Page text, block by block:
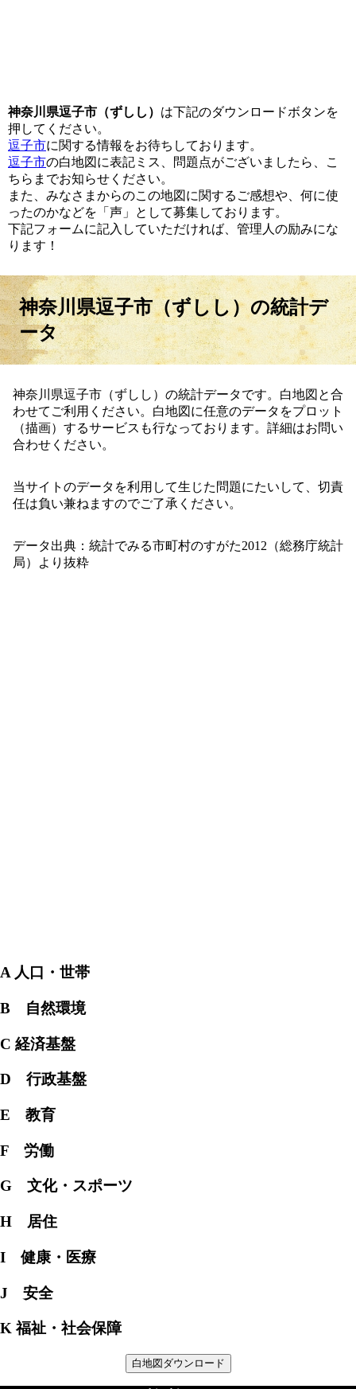
神奈川県逗子市（ずしし） は下記のダウンロードボタンを
押してください。
逗子市に関する情報をお待ちしております。
逗子市の白地図に表記ミス、問題点がございましたら、こ
ちらまでお知らせください。
また、みなさまからのこの地図に関するご感想や、何に使
ったのかなどを「声」として募集しております。
下記フォームに記入していただければ、管理人の励みにな
ります！
神奈川県逗子市（ずしし）の統計デ
ータ
神奈川県逗子市（ずしし）の統計データです。白地図と合
わせてご利用ください。白地図に任意のデータをプロット
（描画）するサービスも行なっております。詳細はお問い
合わせください。
当サイトのデータを利用して生じた問題にたいして、切責
任は負い兼ねますのでご了承ください。
データ出典：統計でみる市町村のすがた2012（総務庁統計
局）より抜粋
A 人口・世帯
B 自然環境
C 経済基盤
D 行政基盤
E 教育
F 労働
G 文化・スポーツ
H 居住
I 健康・医療
J 安全
K 福祉・社会保障
白地図ダウンロード